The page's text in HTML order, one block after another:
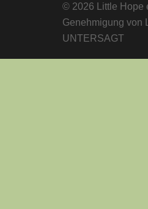
© 2026 Little Hope
Genehmigung von
UNTERSAGT